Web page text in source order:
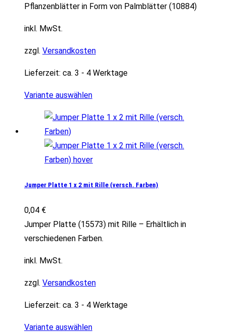
Pflanzenblätter in Form von Palmblätter (10884)
inkl. MwSt.
zzgl. Versandkosten
Lieferzeit: ca. 3 - 4 Werktage
Variante auswählen
Jumper Platte 1 x 2 mit Rille (versch. Farben)
0,04 €
Jumper Platte (15573) mit Rille – Erhältlich in
verschiedenen Farben.
inkl. MwSt.
zzgl. Versandkosten
Lieferzeit: ca. 3 - 4 Werktage
Variante auswählen